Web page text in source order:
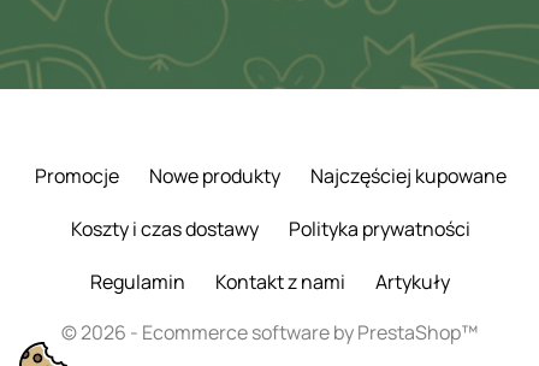
Promocje Nowe produkty
Najczęściej kupowane
Koszty i czas dostawy
Polityka prywatności
Regulamin
Kontakt z nami
Artykuły
© 2026 - Ecommerce software by PrestaShop™